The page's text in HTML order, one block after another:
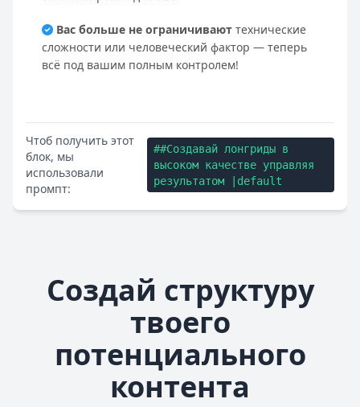
Вас больше не ограничивают технические
сложности или человеческий фактор — теперь
всё под вашим полным контролем!
Чтоб получить этот
блок, мы
использовали
промпт:
##Создавай лонгриды в
высоком качестве управляя
результатом |default
Создай структуру
твоего
потенциального
контента